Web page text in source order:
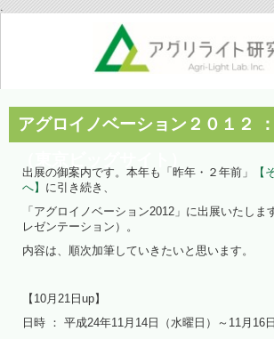
.
アグロイノベーション２０１２
出展の御案内です。本年も「昨年・２年前」
【
へ】 に引き続き、
「アグロイノベーション2012」に出展いたしま
レゼンテーション）。
内容は、順次加筆していきたいと思います。
【10月21日up】
日時 ： 平成24年11月14日（水曜日）～11月16